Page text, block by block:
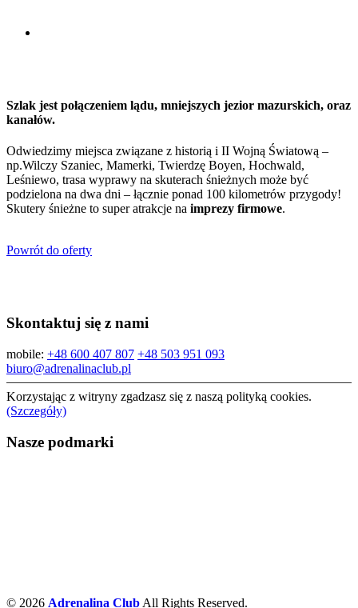
Szlak jest połączeniem lądu, mniejszych jezior mazurskich, oraz
kanałów.
Odwiedzimy miejsca związane z historią i II Wojną Światową –
np.Wilczy Szaniec, Mamerki, Twierdzę Boyen, Hochwald,
Leśniewo, trasa wyprawy na skuterach śnieżnych może być
podzielona na dwa dni – łącznie ponad 100 kilometrów przygody!
Skutery śnieżne to super atrakcje na imprezy firmowe.
Powrót do oferty
Skontaktuj się z nami
mobile: +48 600 407 807 +48 503 951 093
biuro@adrenalinaclub.pl
Korzystając z witryny zgadzasz się z naszą polityką cookies.
(Szczegóły)
Nasze podmarki
© 2026 Adrenalina Club All Rights Reserved.